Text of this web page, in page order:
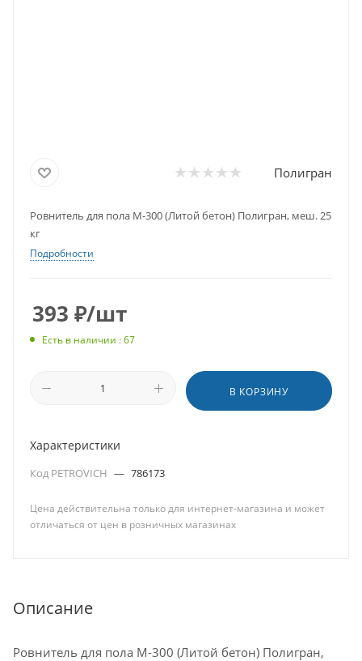
Полигран
Ровнитель для пола М-300 (Литой бетон) Полигран, меш. 25
кг
Подробности
393 ₽/шт
Есть в наличии : 67
В КОРЗИНУ
Характеристики
Код PETROVICH — 786173
Цена действительна только для интернет-магазина и может
отличаться от цен в розничных магазинах
Описание
Ровнитель для пола М-300 (Литой бетон) Полигран,